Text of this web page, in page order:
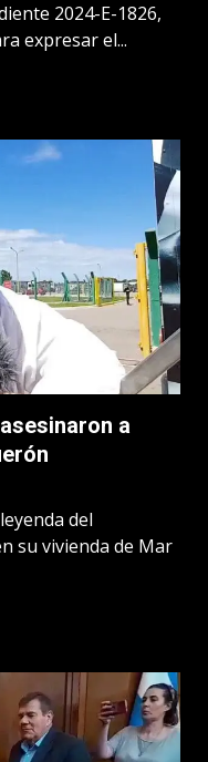
2024-E-1826,
expresar el...
a
del
su vivienda de Mar